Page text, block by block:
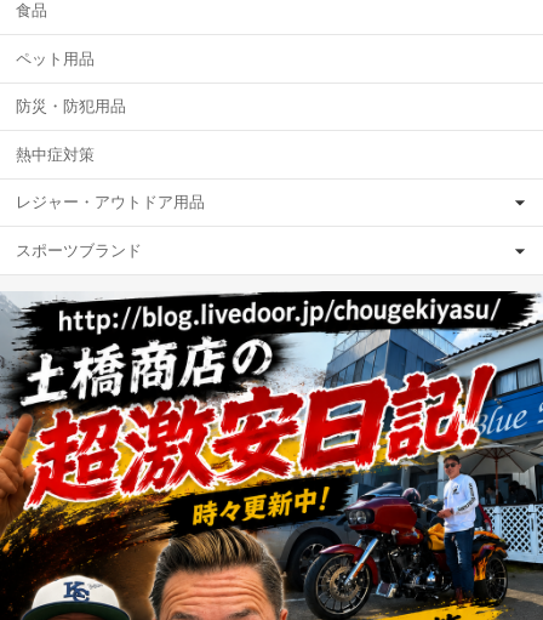
食品
ペット用品
防災・防犯用品
熱中症対策
レジャー・アウトドア用品
スポーツブランド